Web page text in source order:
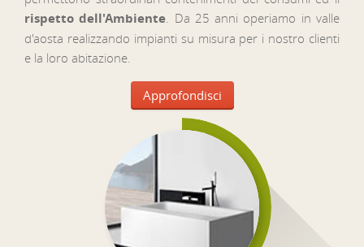
rispetto dell'Ambiente . Da 25 anni operiamo in valle
d'aosta realizzando impianti su misura per i nostro clienti
e la loro abitazione.
Approfondisci